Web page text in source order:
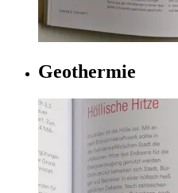
Geothermie